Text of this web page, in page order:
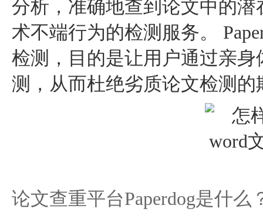
分析，准确地查到论文中的
术不端行为的检测服务。
检测，目的是让用户通过亲
测，从而杜绝劣质论文检测的
论文查重平台Paperdog是什么